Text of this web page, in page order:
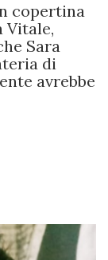
copertina
Vitale,
Sara
di
avrebbe